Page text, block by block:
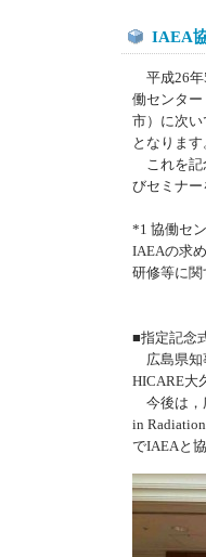
IAEA
平成26年
働センタ
市）に次
となります
これを記
びセミナ
*1 協働セ
IAEAの求
研修等に関
■指定記念
広島県知
HICARE大
今後は，
in
でIAEAと